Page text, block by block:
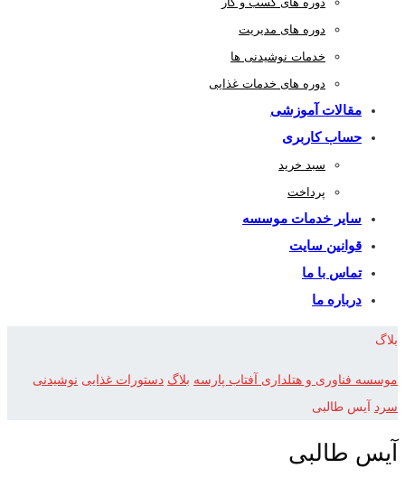
دوره های مدیریت
خدمات نوشیدنی ها
دوره های خدمات غذایی
مقالات آموزشی
حساب کاربری
سبد خرید
پرداخت
سایر خدمات موسسه
قوانین سایت
تماس با ما
درباره ما
بلاگ
موسسه فناوری و هتلداری آفتاب پارسه بلاگ دستورات غذایی نوشیدنی
سرد آیس طالبی
آیس طالبی